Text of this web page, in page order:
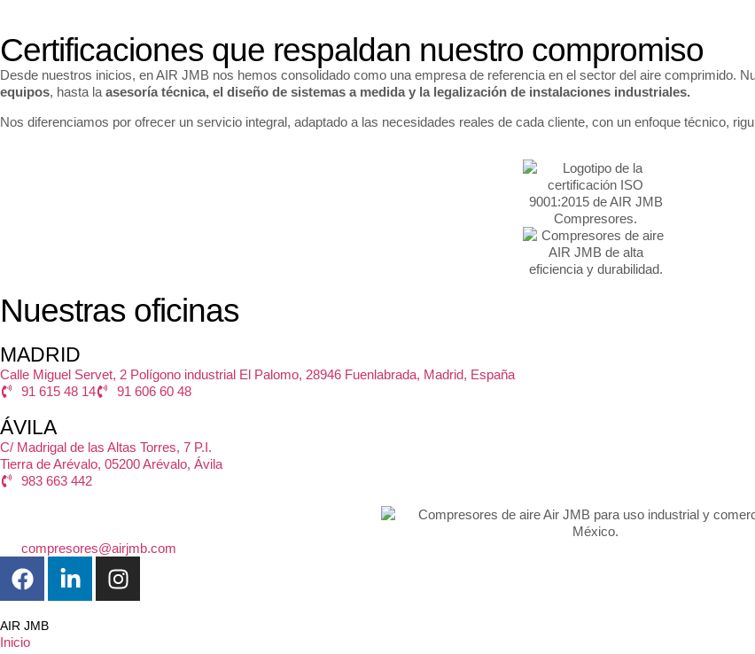
Certificaciones que respaldan nuestro compromiso
Desde nuestros inicios, en AIR JMB nos hemos consolidado como una empresa de referencia en el sector del aire comprimido.
equipos, hasta laasesoría técnica, el diseño de sistemas a medida y la legalización de instalaciones industriales.
Nos diferenciamos por ofrecer un servicio integral, adaptado a las necesidades reales de cada cliente, con un enfoque técnico,
Nuestras oficinas
MADRID
Calle Miguel Servet, 2 Polígono industrial El Palomo, 28946 Fuenlabrada, Madrid, España
91 615 48 14
91 606 60 48
ÁVILA
C/ Madrigal de las Altas Torres, 7 P.I.
Tierra de Arévalo, 05200 Arévalo, Ávila
983 663 442
compresores@airjmb.com
AIR JMB
Inicio